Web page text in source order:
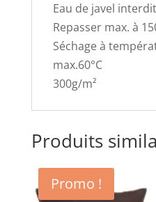
Eau de javel
Repasser max. à
Séchage à
max.60°C
300g/m²
Produits
Promo !